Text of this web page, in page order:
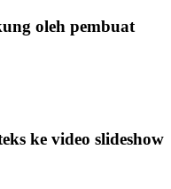
oleh pembuat
ke video slideshow